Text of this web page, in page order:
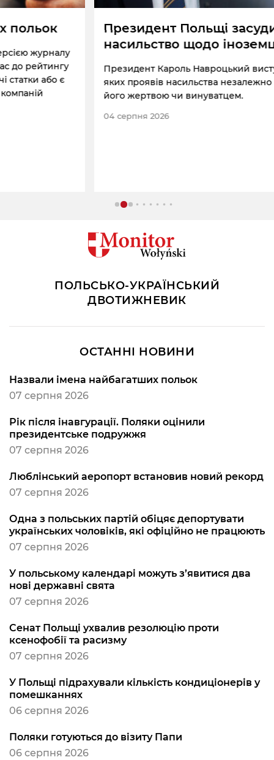
Президент Польщі засудив
насильство щодо іноземців
Президент Кароль Навроцький виступає проти будь-
яких проявів насильства незалежно від того, хто є
його жертвою чи винуватцем.
ПОЛЬСЬКО-УКРАЇНСЬКИЙ
ДВОТИЖНЕВИК
ОСТАННІ НОВИНИ
Назвали імена найбагатших польок
07 серпня 2026
Рік після інавгурації. Поляки оцінили
президентське подружжя
07 серпня 2026
Люблінський аеропорт встановив новий рекорд
07 серпня 2026
Одна з польських партій обіцяє депортувати
українських чоловіків, які офіційно не працюють
07 серпня 2026
У польському календарі можуть з’явитися два
нові державні свята
07 серпня 2026
Сенат Польщі ухвалив резолюцію проти
ксенофобії та расизму
07 серпня 2026
У Польщі підрахували кількість кондиціонерів у
помешканнях
06 серпня 2026
Поляки готуються до візиту Папи
06 серпня 2026